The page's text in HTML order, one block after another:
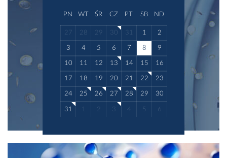
PN WT ŚR CZ PT SB ND
27 28 29 30 31 1 2
3 4 5 6 7 8 9
10 11 12 13 14 15 16
17 18 19 20 21 22 23
24 25 26 27 28 29 30
31 1 2 3 4 5 6